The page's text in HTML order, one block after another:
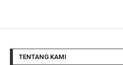
TENTANG KAMI